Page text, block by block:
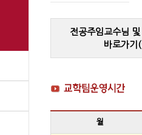
전공주임교수님
바로가기
월